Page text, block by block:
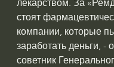
лекарством. За
стоят
компании, которые
заработать деньги, -
советник